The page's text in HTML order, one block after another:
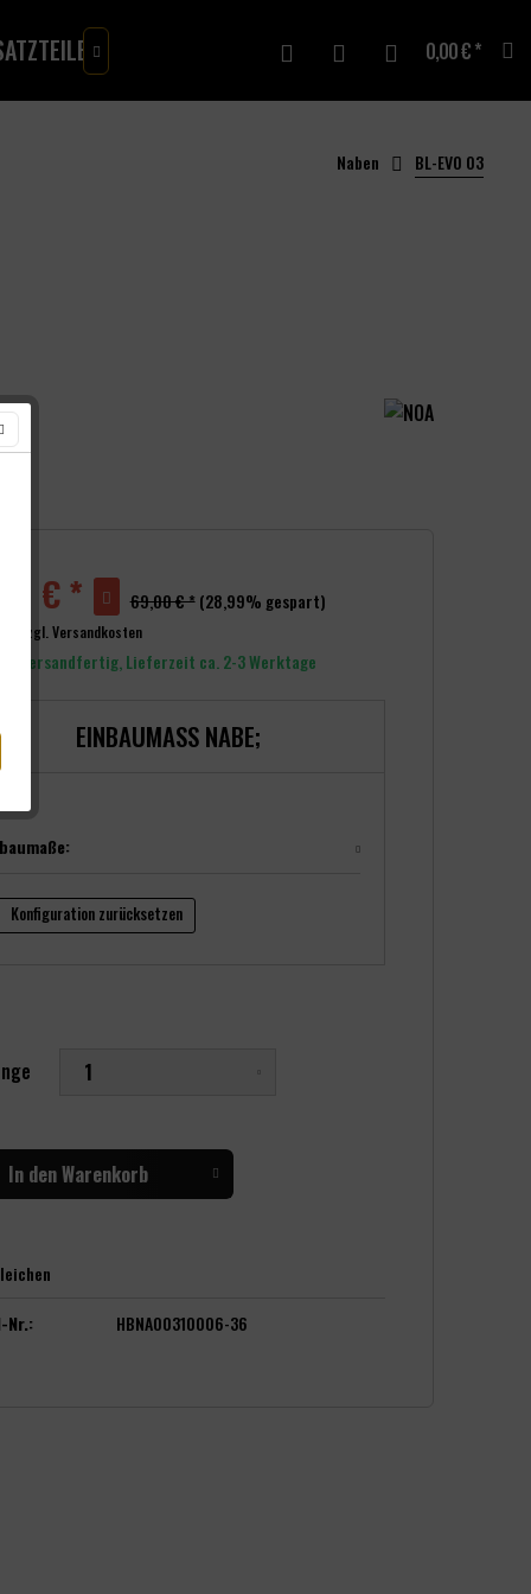
GUTSCHEINE
 0,00 € *
Naben BL-EVO 03
€ * 69,00 € * (28,99% gespart)
zzgl. Versandkosten
versandfertig, Lieferzeit ca. 2-3 Werktage
EINBAUMASS NABE;
Konfiguration zurücksetzen
In denWarenkorb
HBNA00310006-36